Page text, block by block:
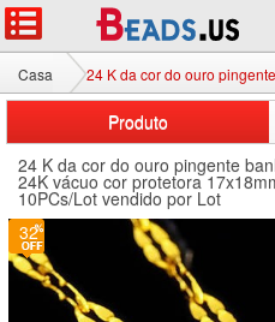
Casa 24 K da cor do ouro
Produto
24 K da cor do ouro pingente
24K vácuo cor protetora
10PCs/Lot vendido por Lot